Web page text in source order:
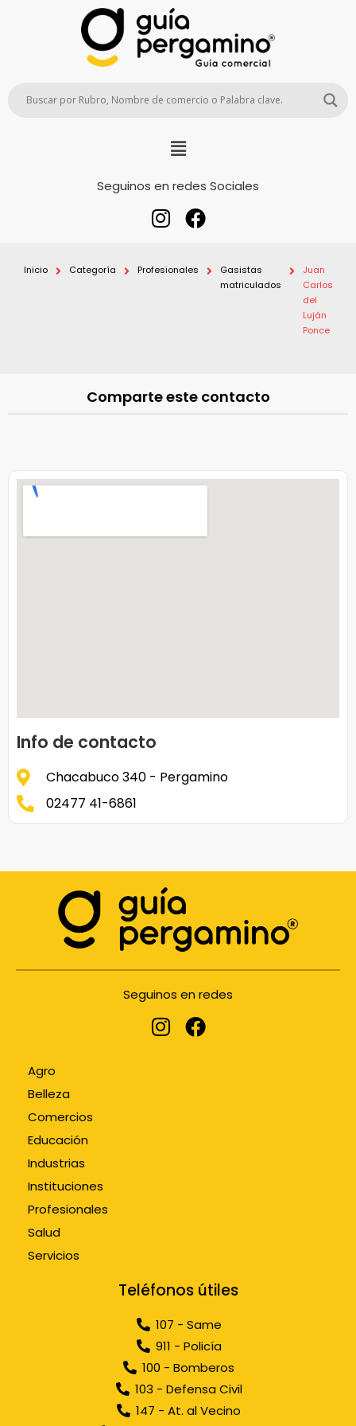
Seguinos en redes Sociales
Inicio Categoría Profesionales
Gasistas
matriculados
Juan
Carlos
del
Luján
Ponce
Comparte este contacto
Info de contacto
Chacabuco 340 - Pergamino
02477 41-6861
Seguinos en redes
Agro
Belleza
Comercios
Educación
Industrias
Instituciones
Profesionales
Salud
Servicios
Teléfonos útiles
107 - Same
911 - Policía
100 - Bomberos
103 - Defensa Civil
147 - At. al Vecino